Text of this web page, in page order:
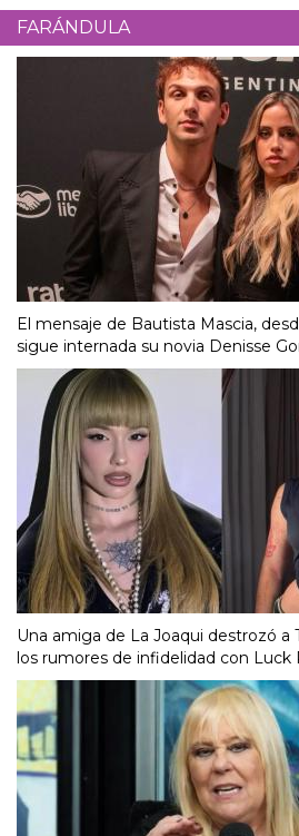
FARÁNDULA
El mensaje de Bautista Mascia,
sigue internada su novia Denisse
Una amiga de La Joaqui destrozó a
los rumores de infidelidad con